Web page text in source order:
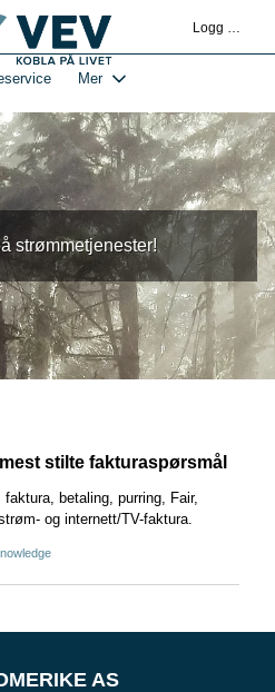
og kundeportal - Hjem
Mer
Logg deg på
strømmetjenester!
stilte fakturaspørsmål
betaling, purring, Fair,
og internett/TV-faktura.
AS